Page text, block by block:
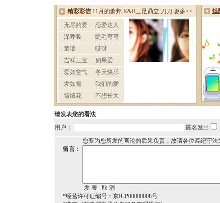
请发表您的看法
用户：
匿名发出
您要为您所发的言论的后果负责，故请各位遵纪守
留言：
*经营许可证编号：京ICP00000008号